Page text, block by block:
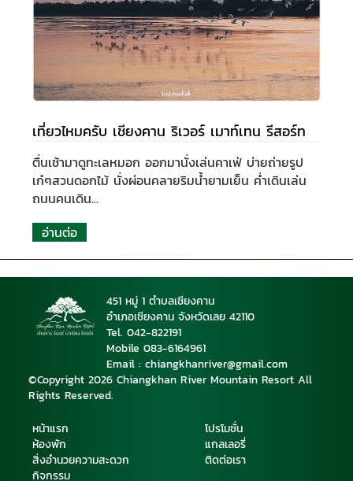
เที่ยวไหมครับ เชียงคาน ริเวอร์ เมาท์เทน รีสอร์ท
ตื่นเช้ามาดูทะเลหมอก ออกมานั่งเล่นคาเฟ่ บ่ายถ่ายรูป
เก๋ๆสวนดอกไม้ นั่งผ่อนคลายริมน้ำยามเย็น ค่ำเดินเล่น
ถนนคนเดิน...
อ่านต่อ
451 หมู่ 1 ตำบลเชียงคาน
อำเภอเชียงคาน จังหวัดเลย 42110
Tel. 042-822191
Mobile 083-6164961
Email : chiangkhanriver@gmail.com
©Copyright 2026 Chiangkhan River Mountain Resort All
Rights Reserved.
หน้าแรก
ห้องพัก
สิ่งอำนวยความสะดวก
กิจกรรม
โปรโมชั่น
แกลเลอรี่
ติดต่อเรา